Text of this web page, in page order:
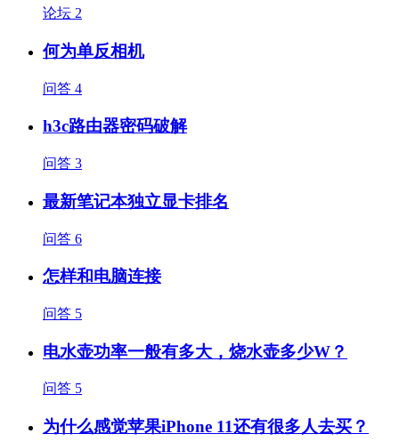
论坛 2
何为单反相机
问答 4
h3c路由器密码破解
问答 3
最新笔记本独立显卡排名
问答 6
怎样和电脑连接
问答 5
电水壶功率一般有多大，烧水壶多少W？
问答 5
为什么感觉苹果iPhone 11还有很多人去买？